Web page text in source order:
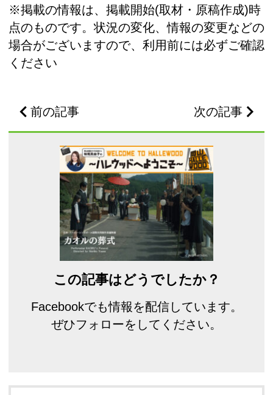
※掲載の情報は、掲載開始(取材・原稿作成)時
点のものです。状況の変化、情報の変更などの
場合がございますので、利用前には必ずご確認
ください
前の記事 次の記事
この記事はどうでしたか？
Facebookでも情報を配信しています。
ぜひフォローをしてください。